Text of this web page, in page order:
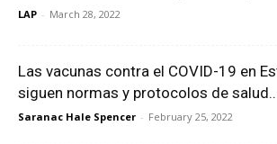
LAP - March 28, 2022
Las vacunas contra el COVID-19 en
siguen normas y protocolos de salud...
Saranac Hale Spencer - February 25, 2022